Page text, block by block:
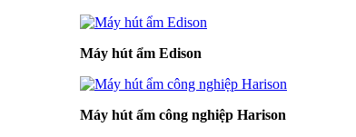
Máy hút ẩm Edison
Máy hút ẩm công nghiệp Harison